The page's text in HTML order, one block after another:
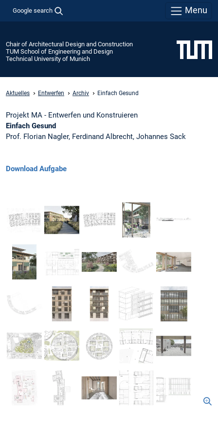
Google search Menu
Chair of Architectural Design and Construction
TUM School of Engineering and Design
Technical University of Munich
Aktuelles Entwerfen Archiv Einfach Gesund
Projekt MA - Entwerfen und Konstruieren
Einfach Gesund
Prof. Florian Nagler, Ferdinand Albrecht, Johannes Sack
Download Aufgabe